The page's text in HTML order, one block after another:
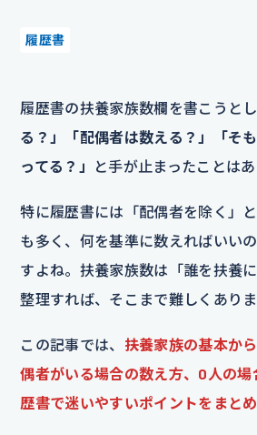
履歴書
履歴書の扶養家族数欄を書こうとし
る？」「配偶者は数える？」「そ
ってる？」
と手が止まったことはあ
特に履歴書には「配偶者を除く」
も多く、何を基準に数えればいい
すよね。扶養家族数は「誰を扶養
整理すれば、そこまで難しくありま
この記事では、 扶養家族の基本か
偶者がいる場合の数え方、0人の場
歴書で迷いやすいポイントをまと